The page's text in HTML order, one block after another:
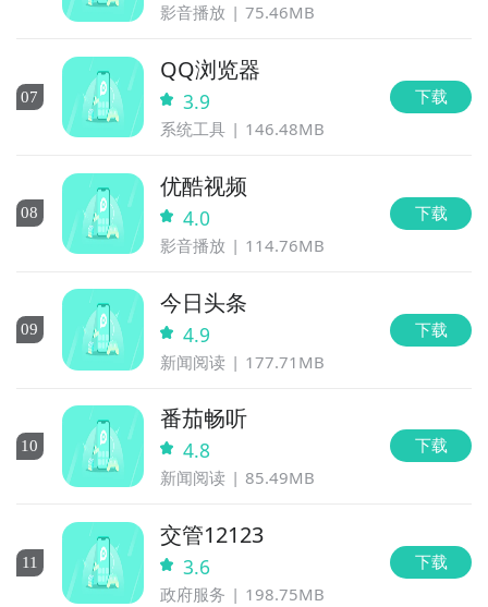
影音播放 75.46MB
07
QQ浏览器
3.9
系统工具 146.48MB
下载
08
优酷视频
4.0
影音播放 114.76MB
下载
09
今日头条
4.9
新闻阅读 177.71MB
下载
10
番茄畅听
4.8
新闻阅读 85.49MB
下载
11
交管12123
3.6
政府服务 198.75MB
下载